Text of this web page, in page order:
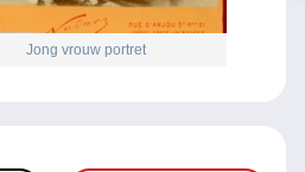
Jong vrouw portret